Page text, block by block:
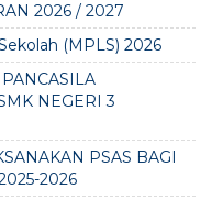
2026 / 2027
(MPLS) 2026
NEGERI 3
PSAS BAGI
2026